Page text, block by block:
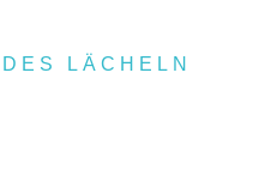
LÄCHELN